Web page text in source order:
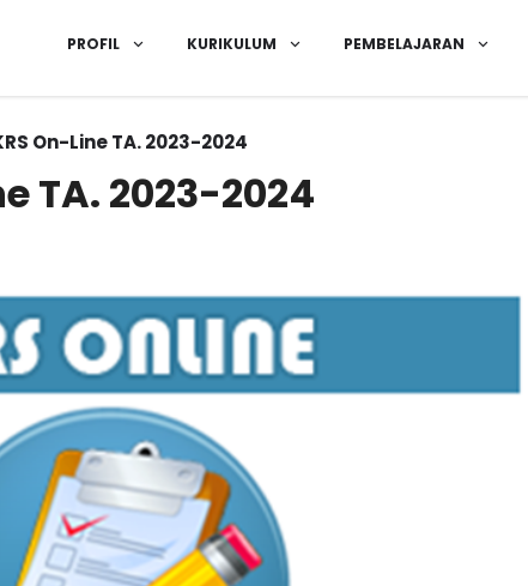
PROFIL KURIKULUM PEMBELAJARAN
On-Line TA. 2023-2024
TA. 2023-2024